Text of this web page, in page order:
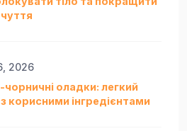
2026
оладки: легкий
корисними інгредієнтами